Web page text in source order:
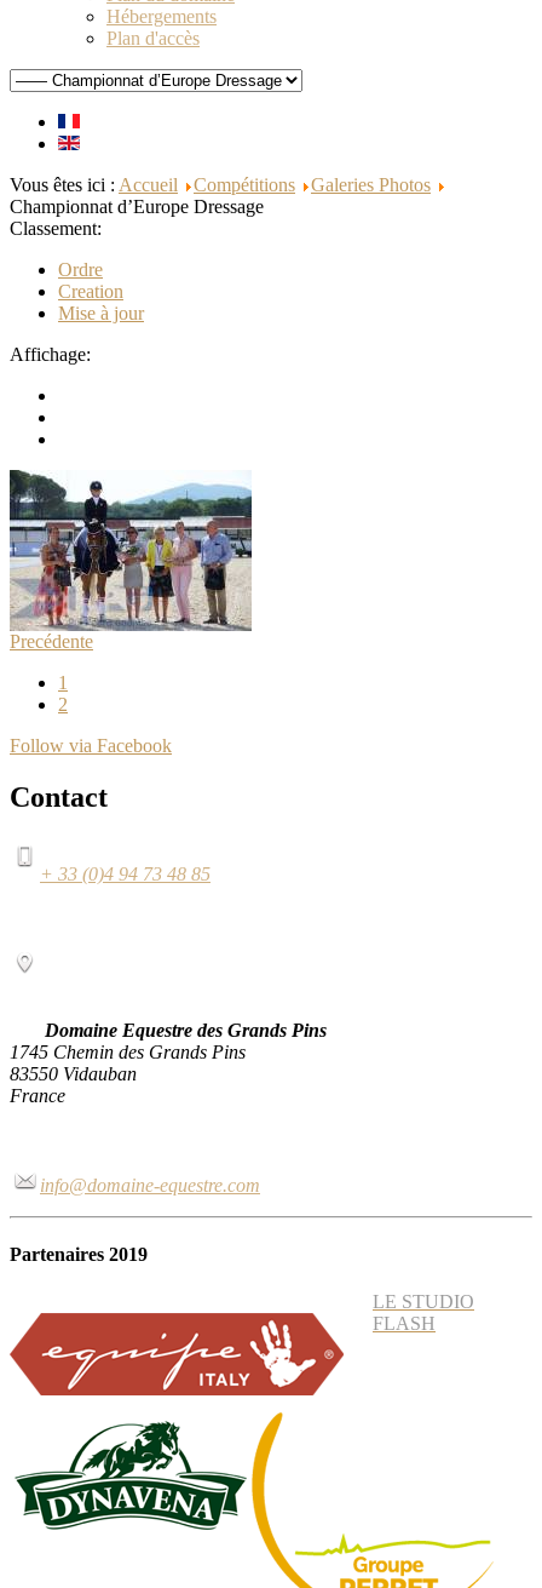
Hébergements
Plan d'accès
Vous êtes ici : Accueil Compétitions
Galeries Photos
Championnat d’Europe Dressage
Classement:
Ordre
Creation
Mise à jour
Affichage:
Precédente
1
2
Follow via Facebook
Contact
+ 33 (0)4 94 73 48 85
Domaine Equestre des Grands Pins
1745 Chemin des Grands Pins
83550 Vidauban
France
info@domaine-equestre.com
Partenaires 2019
LE STUDIO
FLASH